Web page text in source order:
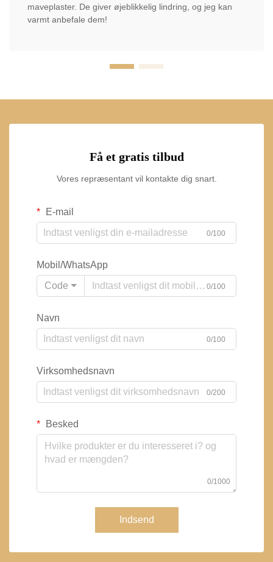
maveplaster. De giver øjeblikkelig lindring, og jeg kan
varmt anbefale dem!
Få et gratis tilbud
Vores repræsentant vil kontakte dig snart.
E-mail
0/100
Mobil/WhatsApp
Code
0/100
Navn
0/100
Virksomhedsnavn
0/200
Besked
0/1000
Indsend